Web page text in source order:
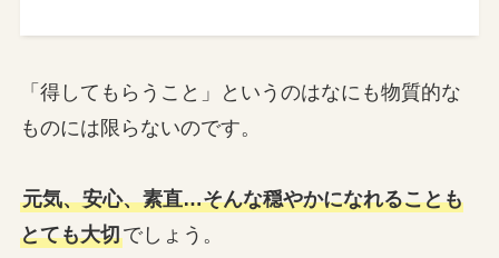
「得してもらうこと」というのはなにも物質的な
ものには限らないのです。
元気、安心、素直…そんな穏やかになれることも
とても大切でしょう。